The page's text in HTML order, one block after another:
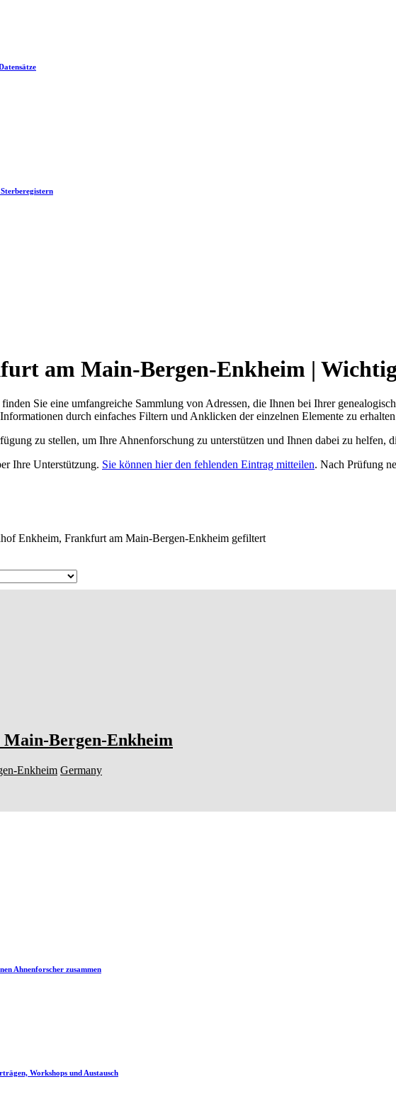
am Main-Bergen-Enkheim |
Sie eine umfangreiche Sammlung von Adressen, die Ihnen bei Ihrer
durch einfaches Filtern und Anklicken der einzelnen Elemente zu
zu stellen, um Ihre Ahnenforschung zu unterstützen und Ihnen dabei zu helfen,
Ihre Unterstützung. Sie können hier den fehlenden Eintrag mitteilen. Nach Prüfung
Enkheim, Frankfurt am Main-Bergen-Enkheim gefiltert
Bergen-Enkheim
Enkheim Germany
Ahnenforscher zusammen
Workshops und Austausch